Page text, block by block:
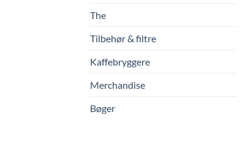
The
Tilbehør & filtre
Kaffebryggere
Merchandise
Bøger